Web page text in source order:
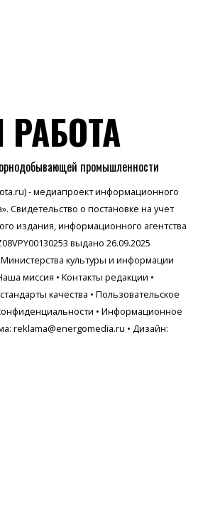
промышленности
- медиапроект информационного
. Свидетельство о постановке на учет
издания, информационного агентства
выдано 26.09.2025
культуры и информации
миссия • Контакты редакции •
качества • Пользовательское
• Информационное
reklama@energomedia.ru • Дизайн: